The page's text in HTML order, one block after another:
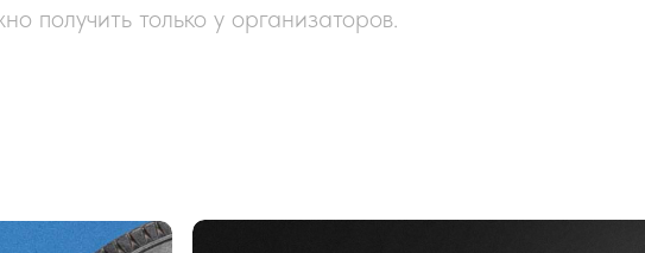
получить только у организаторов.